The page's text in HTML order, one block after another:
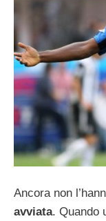
Ancora non
avviata. Quando